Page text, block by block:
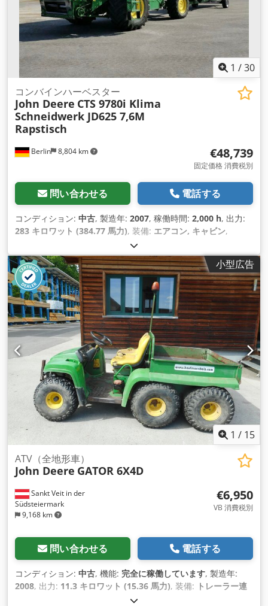
1 /30
Berlin 8,804 km
コンバインハーベスター
John Deere CTS 9780i Klima
Schneidwerk JD625 7,6M
Rapstisch
€48,739
固定価格 消費税別
問い合わせる 電話する
コンディション: 中古, 製造年: 2007, 稼働時間: 2,000 h, 出力:
283 キロワット (384.77 馬力), 装備: エアコン, キャビン,
小型広告
1 / 15
Sankt Veit in der
Südsteiermark
9,168 km
ATV（全地形車）
John Deere GATOR 6X4D
€6,950
VB 消費税別
問い合わせる 電話する
コンディション: 中古, 機能: 完全に稼働しています, 製造年:
2008, 出力: 11.3 キロワット (15.36 馬力), 装備: トレーラー連